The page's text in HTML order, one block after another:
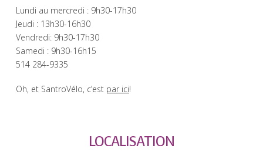
Lundi au mercredi : 9h30-17h30
Jeudi : 13h30-16h30
Vendredi: 9h30-17h30
Samedi : 9h30-16h15
514 284-9335
Oh, et SantroVélo, c’est par ici!
LOCALISATION